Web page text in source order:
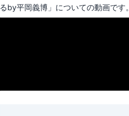
るby平岡義博 」についての動画です。